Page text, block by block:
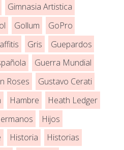
Gimnasia Artistica
Gollum
GoPro
Gris
Guepardos
Guerra Mundial
Roses
Gustavo Cerati
Hambre
Heath Ledger
Hijos
Historia
Historias